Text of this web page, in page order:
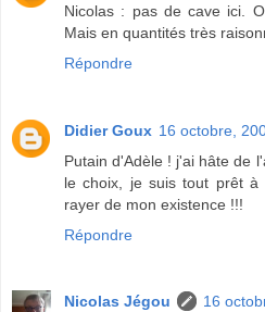
Nicolas : pas de cave ici.
Mais en quantités très
Répondre
Didier Goux 16 octobre,
Putain d'Adèle ! j'ai hâte de
le choix, je suis tout prêt
rayer de mon existence !!!
Répondre
Nicolas Jégou
16